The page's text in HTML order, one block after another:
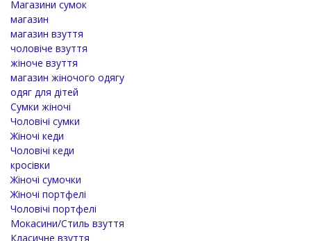
Магазини сумок
магазин
магазин взуття
чоловіче взуття
жіноче взуття
магазин жіночого одягу
одяг для дітей
Cумки жіночі
Чоловічі сумки
Жіночі кеди
Чоловічі кеди
кросівки
Жіночі сумочки
Жіночі портфелі
Чоловічі портфелі
Мокасини/Стиль взуття
Класичне взуття